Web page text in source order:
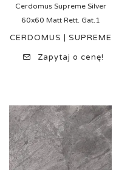
Cerdomus Supreme Silver
60x60 Matt Rett. Gat.1
CERDOMUS | SUPREME
Zapytaj o cenę!